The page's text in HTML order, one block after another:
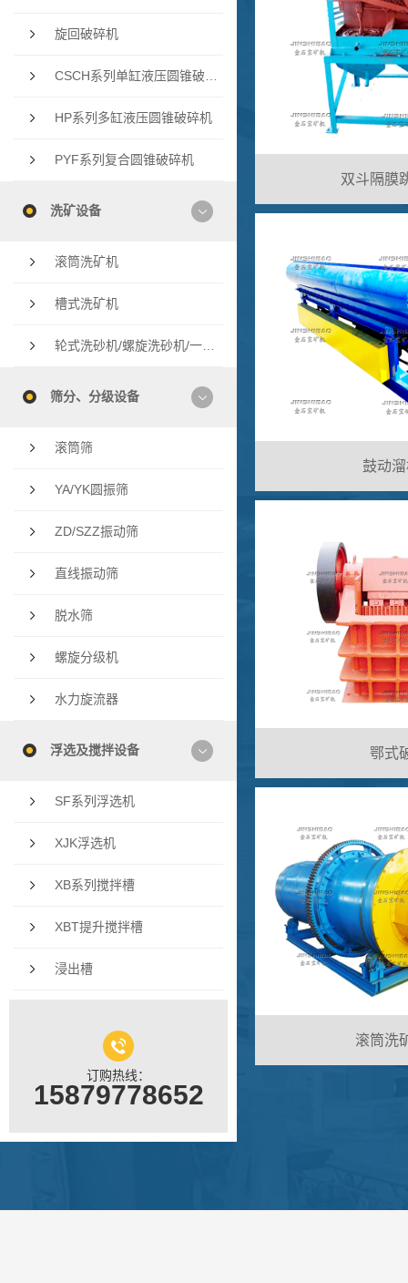
旋回破碎机
HP系列多缸液压圆锥破碎机
PYF系列复合圆锥破碎机
洗矿设备
滚筒洗矿机
槽式洗矿机
筛分、分级设备
滚筒筛
YA/YK圆振筛
ZD/SZZ振动筛
直线振动筛
脱水筛
螺旋分级机
水力旋流器
浮选及搅拌设备
SF系列浮选机
XJK浮选机
XB系列搅拌槽
XBT提升搅拌槽
浸出槽
订购热线：
15879778652
双斗隔膜
鼓动
鄂式
滚筒洗